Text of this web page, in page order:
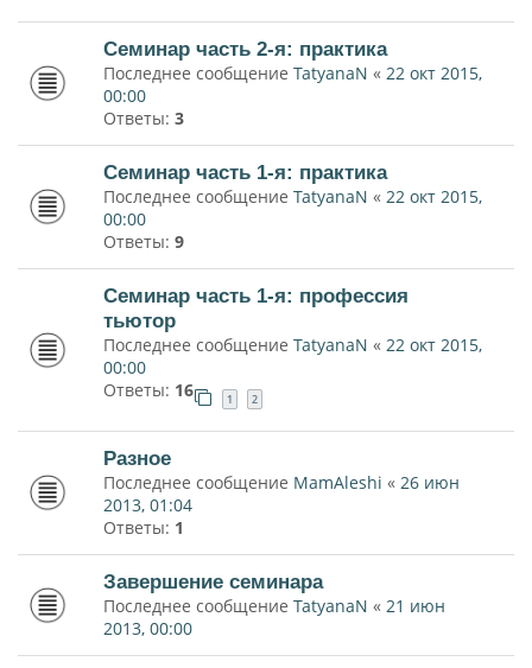
Семинар часть 2-я: практика
Последнее сообщение TatyanaN « 22 окт 2015,
00:00
Ответы: 3
Семинар часть 1-я: практика
Последнее сообщение TatyanaN « 22 окт 2015,
00:00
Ответы: 9
Семинар часть 1-я: профессия
тьютор
Последнее сообщение TatyanaN « 22 окт 2015,
00:00
Ответы: 16 1 2
Разное
Последнее сообщение MamAleshi « 26 июн
2013, 01:04
Ответы: 1
Завершение семинара
Последнее сообщение TatyanaN « 21 июн
2013, 00:00